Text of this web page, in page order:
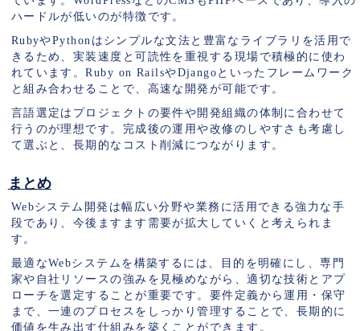
ハードルが低いのが特徴です。
RubyやPythonはシンプルな文法と豊富なライブラリを活用で
きるため、実装速度と可読性を重視する現場で積極的に使わ
れています。Ruby on RailsやDjangoといったフレームワーク
と組み合わせることで、高速な開発が可能です。
言語選定はプロジェクトの要件や開発組織の体制に合わせて
行うのが理想です。完成後の運用や改修のしやすさも考慮し
て選ぶと、長期的なコスト削減につながります。
まとめ
Webシステム開発は幅広い分野や業務に活用できる強力な手
段であり、今後ますます需要が拡大していくと考えられま
す。
最適なWebシステムを構築するには、目的を明確にし、専門
家や自社リソースの強みを見極めながら、適切な技術とアプ
ローチを選定することが重要です。要件定義から運用・保守
まで、一連のプロセスをしっかり管理することで、長期的に
価値を生み出す仕組みを築くことができます。